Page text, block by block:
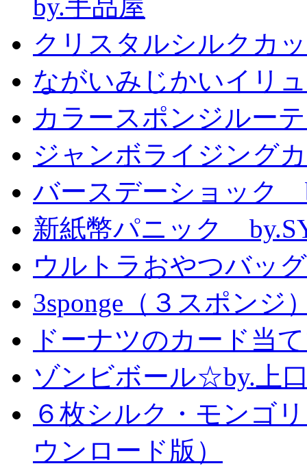
by.手品屋
クリスタルシルクカ
ながいみじかいイリ
カラースポンジルー
ジャンボライジング
バースデーショック
新紙幣パニック
ウルトラおやつバッ
3sponge（３スポン
ドーナツのカード当
ゾンビボール☆by.上
６枚シルク・モンゴ
ウンロード版）